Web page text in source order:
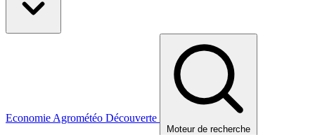
Economie Agrométéo Découverte
Moteur de recherche